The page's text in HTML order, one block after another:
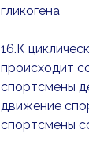
гликогена
16.К
происходит
спортсмены
движение
спортсмены